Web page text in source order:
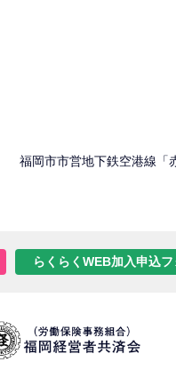
福岡市市営地下鉄空港線「
らくらくWEB加入申込フ